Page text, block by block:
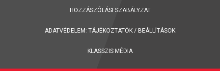
HOZZÁSZÓLÁSI SZABÁLYZAT
ADATVÉDELEM: TÁJÉKOZTATÓK / BEÁLLÍTÁSOK
KLASSZIS MÉDIA